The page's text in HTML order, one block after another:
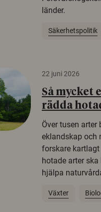
länder.
Säkerhetspolitik
22 juni 2026
Så mycket
rädda
Över tusen arter
eklandskap och
forskare
hotade arter
hjälpa
Växter